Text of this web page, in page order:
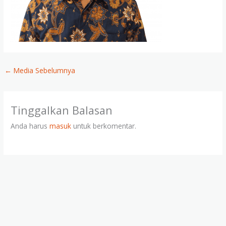
← Media Sebelumnya
Tinggalkan Balasan
Anda harusmasuk untuk berkomentar.